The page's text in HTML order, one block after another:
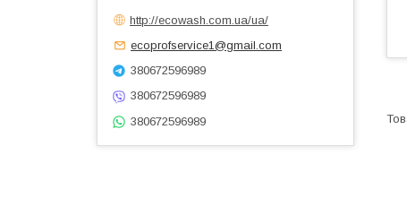
http://ecowash.com.ua/ua/
ecoprofservice1@gmail.com
380672596989
380672596989
380672596989